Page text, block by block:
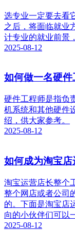
选专业一定要去看
之后，将面临就业
计专业的就业前景
2025-08-12
如何做一名硬件
硬件工程师是指负
机系统和其他硬件
绍，供大家参考。
2025-08-12
如何成为淘宝
淘宝运营店长整个
整个网店或者公司
的。下面是淘宝店
向的小伙伴们可以
2025-08-12